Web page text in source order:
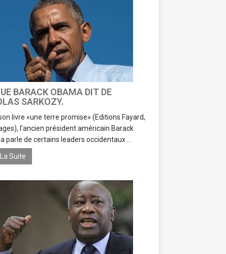
BARACK OBAMA DIT DE
SARKOZY.
livre «une terre promise» (Editions Fayard,
l'ancien président américain Barack
parle de certains leaders occidentaux ...
Suite